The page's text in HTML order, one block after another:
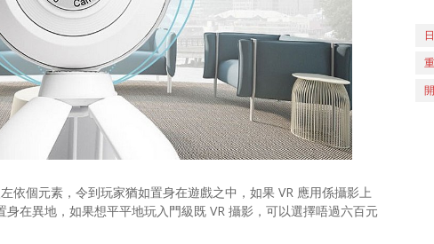
依個元素，令到玩家猶如置身在遊戲之中，如果 VR 應用係攝影上
在異地，如果想平平地玩入門級既 VR 攝影，可以選擇唔過六百元